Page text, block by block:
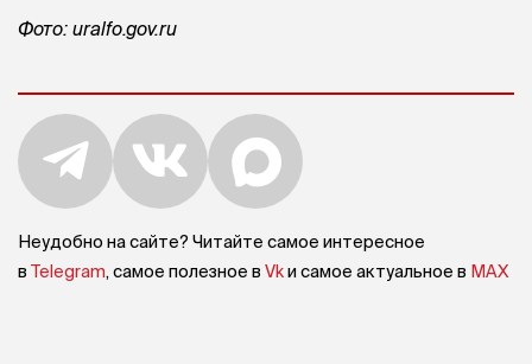
Фото: uralfo.gov.ru
Неудобно на сайте? Читайте самое интересное
в Telegram, самое полезное в Vkи самое актуальное в MAX